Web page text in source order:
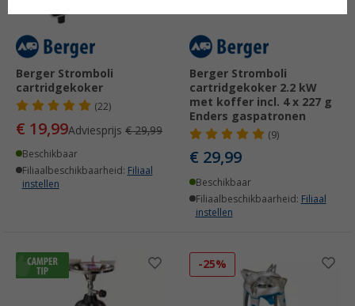
Berger Stromboli
cartridgekoker
(22)
€ 19,99Adviesprijs € 29,99
Beschikbaar
Filiaalbeschikbaarheid: Filiaal
instellen
Berger Stromboli
cartridgekoker 2.2 kW
met koffer incl. 4 x 227 g
Enders gaspatronen
(9)
€ 29,99
Beschikbaar
Filiaalbeschikbaarheid: Filiaal
instellen
-25%